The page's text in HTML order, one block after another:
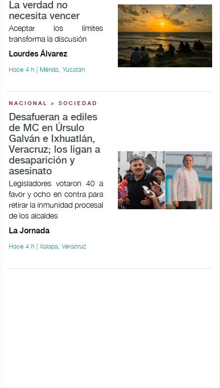
La verdad no
necesita vencer
Aceptar los límites
transforma la discusión
Lourdes Álvarez
Hace 4 h | Mérida, Yucatán
NACIONAL > SOCIEDAD
Desafueran a ediles
de MC en Úrsulo
Galván e Ixhuatlán,
Veracruz; los ligan a
desaparición y
asesinato
Legisladores votaron 40 a
favor y ocho en contra para
retirar la inmunidad procesal
de los alcaldes
La Jornada
Hace 4 h | Xalapa, Veracruz